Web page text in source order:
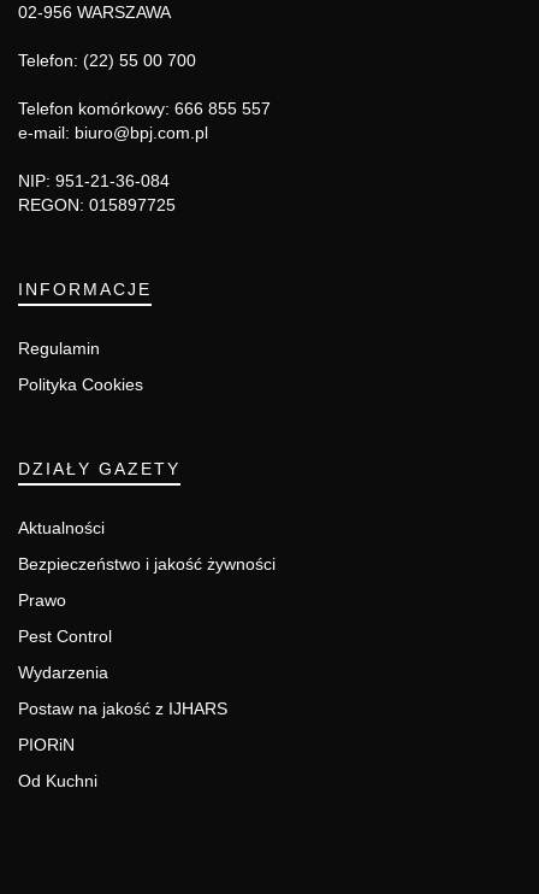
02-956 WARSZAWA
Telefon: (22) 55 00 700
Telefon komórkowy: 666 855 557
e-mail: biuro@bpj.com.pl
NIP: 951-21-36-084
REGON: 015897725
INFORMACJE
Regulamin
Polityka Cookies
DZIAŁY GAZETY
Aktualności
Bezpieczeństwo i jakość żywności
Prawo
Pest Control
Wydarzenia
Postaw na jakość z IJHARS
PIORiN
Od Kuchni